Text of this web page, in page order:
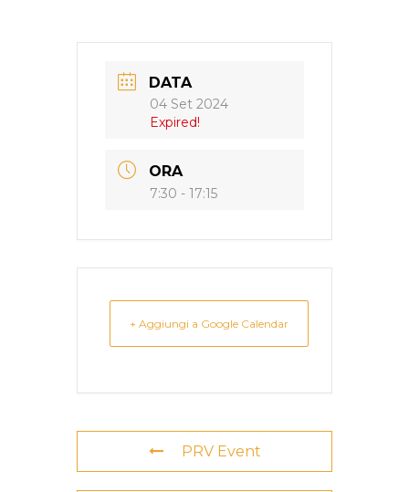
DATA
04 Set 2024
Expired!
ORA
7:30 - 17:15
+ Aggiungi a Google Calendar
PRV Event